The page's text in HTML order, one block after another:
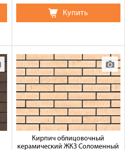
Купить
Кирпич облицовочный
керамический ЖКЗ Соломенный